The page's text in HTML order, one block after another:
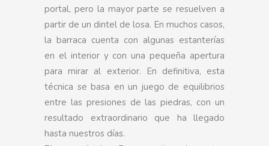
portal, pero la mayor parte se resuelven a
partir de un dintel de losa. En muchos casos,
la barraca cuenta con algunas estanterías
en el interior y con una pequeña apertura
para mirar al exterior. En definitiva, esta
técnica se basa en un juego de equilibrios
entre las presiones de las piedras, con un
resultado extraordinario que ha llegado
hasta nuestros días.